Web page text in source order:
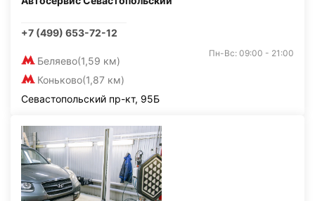
+7 (499) 653-72-12
Беляево(1,59 км)
Коньково(1,87 км)
Пн-Вс: 09:00 - 21:00
Севастопольский пр-кт, 95Б